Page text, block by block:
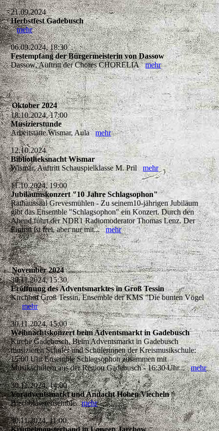
21.09.2024
Herbstfest Gadebusch
mehr
06.09.2024, 18:30
Festempfang der Bürgermeisterin von Dassow
Dassow, Auftritt der Chores CHORELIAmehr
Oktober 2024
18.10.2024, 17:00
Musizierstunde
Arbeitstätte Wismar, Aulamehr
12.10.2024
Bibliotheksnacht Wismar
Wismar, Auftritt Schauspielklasse M. Prilmehr
11.10.2024, 19:00
Jubiläumskonzert "10 Jahre Schlagsophon"
Rathaussaal Grevesmühlen - Zu seinem10-jährigen Jubiläum
gibt das Ensemble "Schlagsophon" ein Konzert. Durch den
Abend führt der NDR1 Radiomoderator Thomas Lenz. Der
Eintritt ist frei, aber nur mit...mehr
November 2024
30.11.2024, 15:30
Eröffnung des Adventsmarktes in Groß Tessin
Kirchhof Groß Tessin, Ensemble der KMS "Die bunten Vögel
"mehr
30.11.2024, 15:00
Weihnachtskonzert beim Adventsmarkt in Gadebusch
Kirche Gadebusch, Beim Adventsmarkt in Gadebusch
musizieren Schüler und Schülerinnen der Kreismusikschule:
15:00 Uhr Ensemble Schlagsophon zusammen mit
Musikschülern aus der Region Gadebusch - 16:30 Uhr...mehr
30.11.2024, 14:00
Voradventsmarkt und Andacht Hohen Viecheln
Blechbläserensemblemehr
30.11.2024, 11:00
Krümelmonsterband in Langen Jarchow